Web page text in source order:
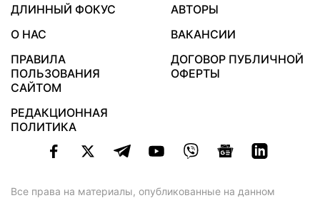
ДЛИННЫЙ ФОКУС
АВТОРЫ
О НАС
ВАКАНСИИ
ПРАВИЛА
ПОЛЬЗОВАНИЯ
САЙТОМ
ДОГОВОР ПУБЛИЧНОЙ
ОФЕРТЫ
РЕДАКЦИОННАЯ
ПОЛИТИКА
Все права на материалы, опубликованные на данном